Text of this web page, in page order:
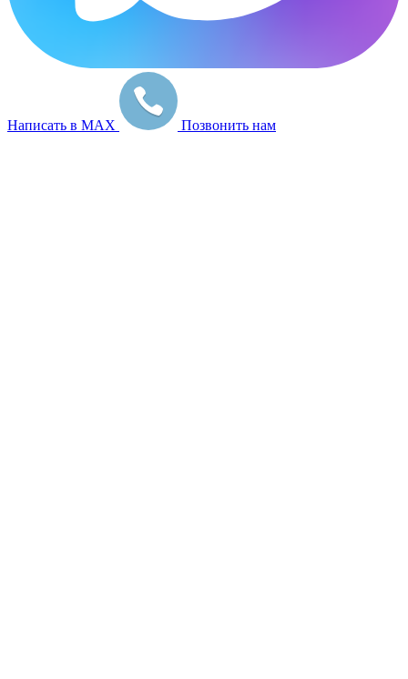
Написать в MAX Позвонить нам